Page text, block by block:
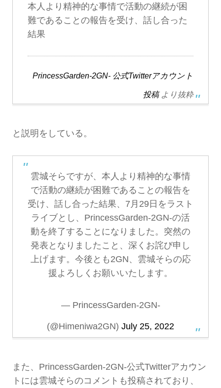
本人より精神的な事情で活動の継続が困
難であることの報告を受け、話し合った
結果
PrincessGarden-2GN- 公式Twitterアカウント
投稿より抜粋
と説明をしている。
雲城そらですが、本人より精神的な事情
で活動の継続が困難であることの報告を
受け、話し合った結果、7月29日をラスト
ライブとし、PrincessGarden-2GN-の活
動を終了することになりました。突然の
発表となりましたこと、深くお詫び申し
上げます。今後とも2GN、雲城そらの応
援よろしくお願いいたします。
— PrincessGarden-2GN-
(@Himeniwa2GN) July 25, 2022
また、PrincessGarden-2GN-公式Twitterアカウン
トには雲城そらのコメントも投稿されており、